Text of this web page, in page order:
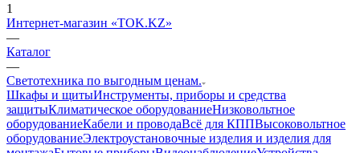
1
Интернет-магазин «TOK.KZ»
—
Каталог
—
Светотехника по выгодным ценам.
Шкафы и щитыИнструменты, приборы и средства
защитыКлиматическое оборудованиеНизковольтное
оборудованиеКабели и проводаВсё для КППВысоковольтное
оборудованиеЭлектроустановочные изделия и изделия для